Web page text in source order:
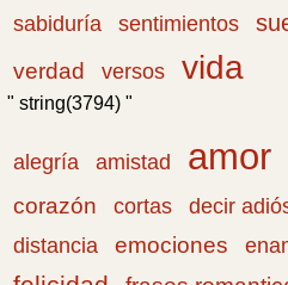
sabiduría sentimientos
verdad
versos vida
" string(3794) "
alegría amistad amor
corazón
cortas decir
distancia emociones